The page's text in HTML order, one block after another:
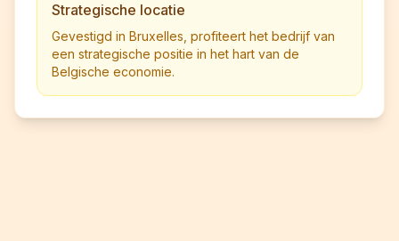
Strategische locatie
Gevestigd in Bruxelles, profiteert het bedrijf van
een strategische positie in het hart van de
Belgische economie.